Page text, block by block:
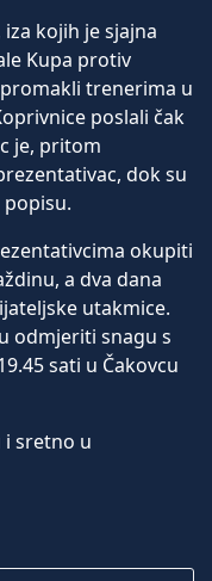
kojih je sjajna
Kupa protiv
trenerima u
poslali čak
je, pritom
dok su
okupiti
a dva dana
utakmice.
odmjeriti snagu s
sati u Čakovcu
i sretno u